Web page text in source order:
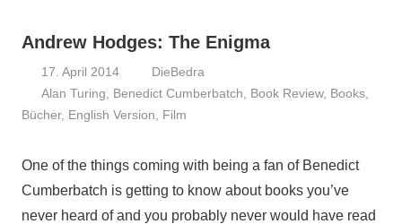
Andrew Hodges: The Enigma
17. April 2014
DieBedra
Alan Turing
Benedict Cumberbatch Book Review, Books
Bücher, English Version Film
One of the things coming with being a fan of Benedict
Cumberbatch is getting to know about books you’ve
never heard of and you probably never would have read